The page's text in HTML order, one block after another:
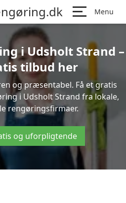
Menu
i Udsholt Strand –
tilbud her
og præsentabel. Få et gratis
i Udsholt Strand fra lokale,
rengøringsfirmaer.
og uforpligtende